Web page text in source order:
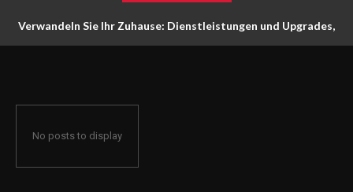
Verwandeln Sie Ihr Zuhause: Dienstleistungen und Upgrades,
No posts to display